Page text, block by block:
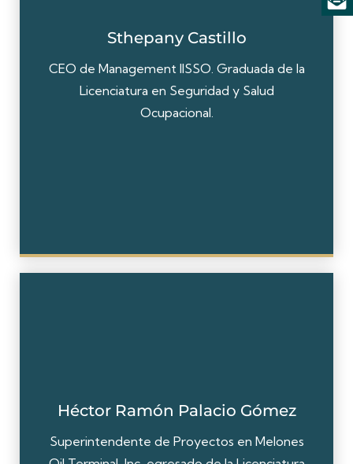
Sthepany Castillo
CEO de Management IISSO. Graduada de la
Licenciatura en Seguridad y Salud
Ocupacional.
Héctor Ramón Palacio Gómez
Superintendente de Proyectos en Melones